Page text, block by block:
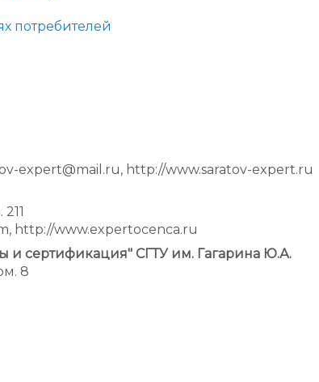
потребителей
expert@mail.ru, http://www.saratov-expert.ru
http://www.expertocenca.ru
и сертификация" СГТУ им. Гагарина Ю.А.
8